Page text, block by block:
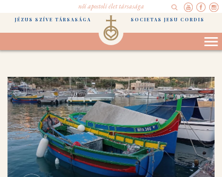
női apostoli élet társasága
JÉZUS SZÍVE TÁRSASÁGA SOCIETAS JESU CORDIS